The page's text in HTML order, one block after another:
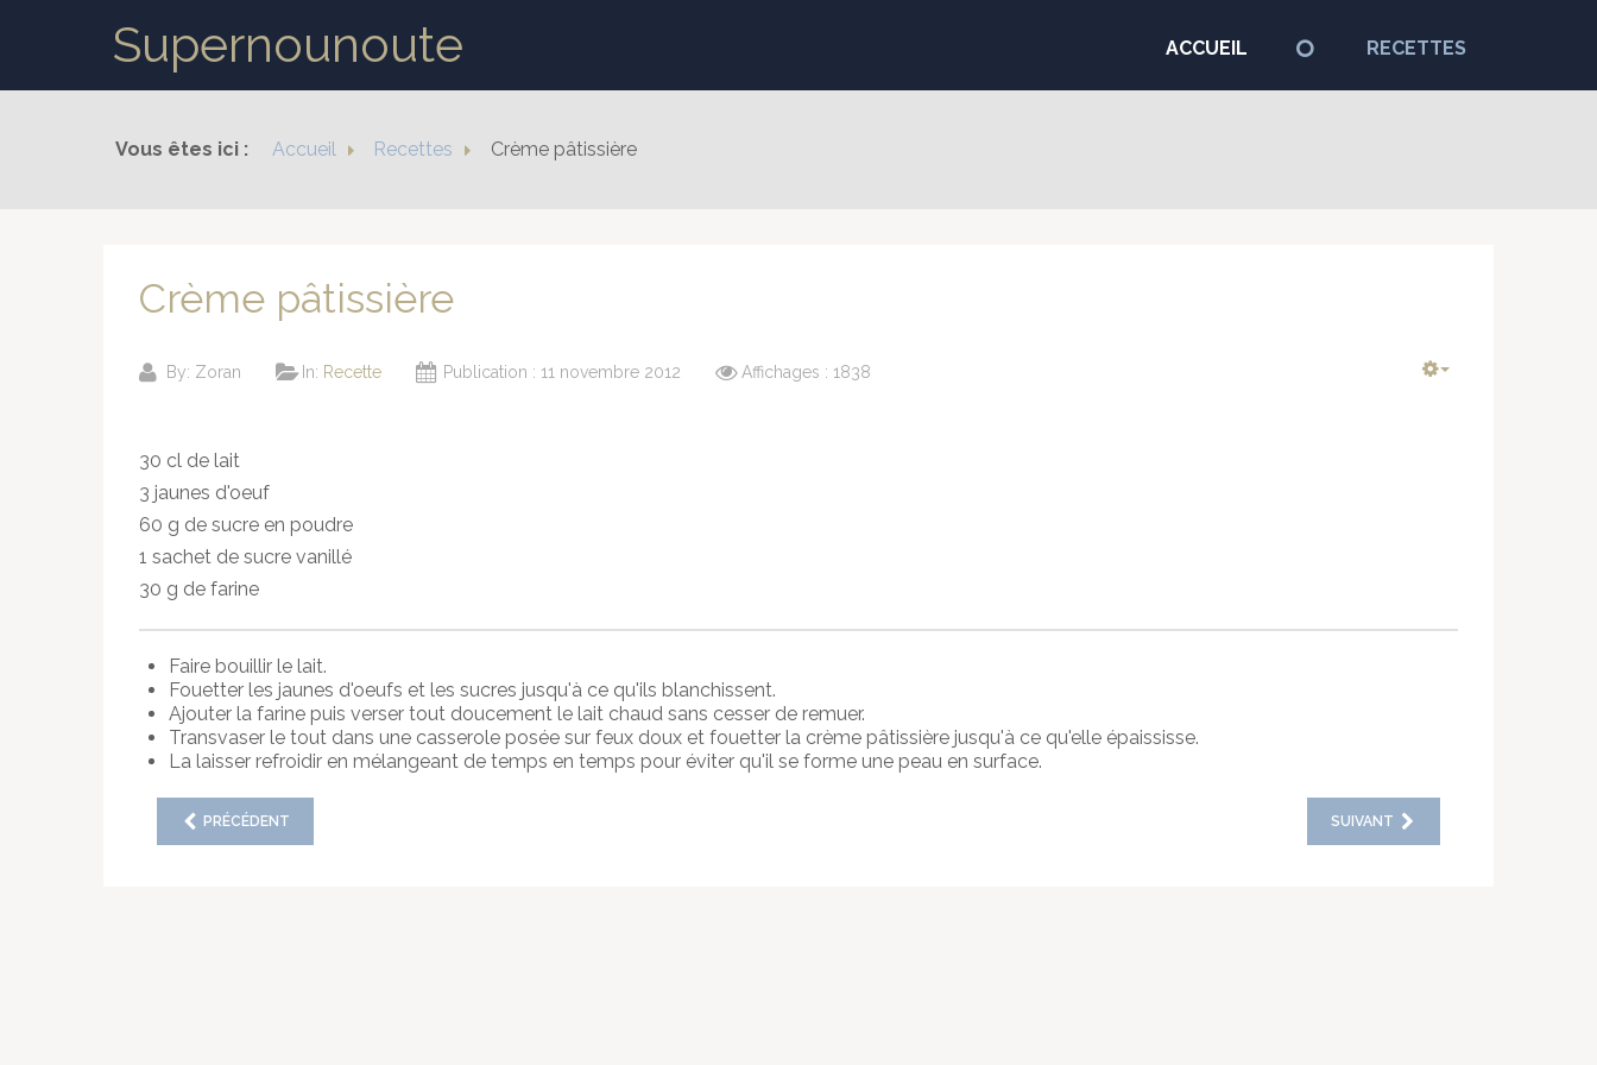
Supernounoute ACCUEIL RECETTES
Vous êtes ici : Accueil Recettes Crème pâtissière
Crème pâtissière
By: Zoran In: Recette Publication : 11 novembre 2012 Affichages : 1838
30 cl de lait
3 jaunes d'oeuf
60 g de sucre en poudre
1 sachet de sucre vanillé
30 g de farine
Faire bouillir le lait.
Fouetter les jaunes d'oeufs et les sucres jusqu'à ce qu'ils blanchissent.
Ajouter la farine puis verser tout doucement le lait chaud sans cesser de remuer.
Transvaser le tout dans une casserole posée sur feux doux et fouetter la crème pâtissière jusqu'à ce qu'elle épaississe.
La laisser refroidir en mélangeant de temps en temps pour éviter qu'il se forme une peau en surface.
PRÉCÉDENT SUIVANT